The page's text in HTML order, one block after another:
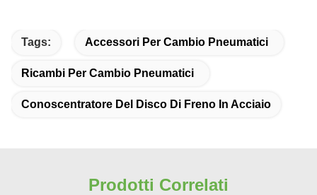
Tags: Accessori Per Cambio Pneumatici
Ricambi Per Cambio Pneumatici
Conoscentratore Del Disco Di Freno In Acciaio
Prodotti Correlati